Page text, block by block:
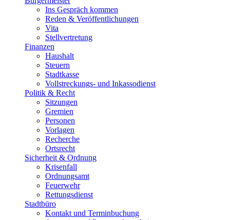
Ins Gespräch kommen
Reden & Veröffentlichungen
Vita
Stellvertretung
Finanzen
Haushalt
Steuern
Stadtkasse
Vollstreckungs- und Inkassodienst
Politik & Recht
Sitzungen
Gremien
Personen
Vorlagen
Recherche
Ortsrecht
Sicherheit & Ordnung
Krisenfall
Ordnungsamt
Feuerwehr
Rettungsdienst
Stadtbüro
Kontakt und Terminbuchung